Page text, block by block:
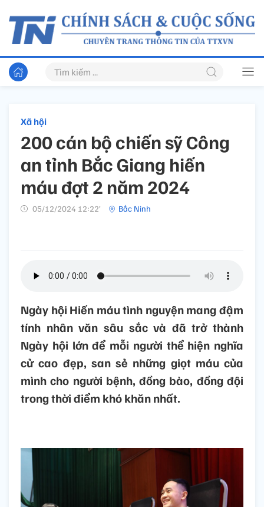
Xã hội
200 cán bộ chiến sỹ Công
an tỉnh Bắc Giang hiến
máu đợt 2 năm 2024
05/12/2024 12:22’ Bắc Ninh
Ngày hội Hiến máu tình nguyện mang đậm
tính nhân văn sâu sắc và đã trở thành
Ngày hội lớn để mỗi người thể hiện nghĩa
cử cao đẹp, san sẻ những giọt máu của
mình cho người bệnh, đồng bào, đồng đội
trong thời điểm khó khăn nhất.